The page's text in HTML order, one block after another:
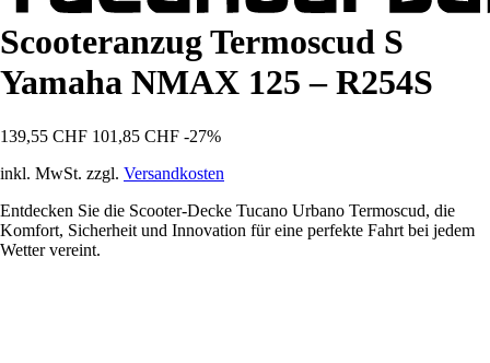
Scooteranzug Termoscud S
Yamaha NMAX 125 – R254S
139,55 CHF 101,85 CHF -27%
inkl. MwSt. zzgl. Versandkosten
Entdecken Sie die Scooter-Decke Tucano Urbano Termoscud, die
Komfort, Sicherheit und Innovation für eine perfekte Fahrt bei jedem
Wetter vereint.